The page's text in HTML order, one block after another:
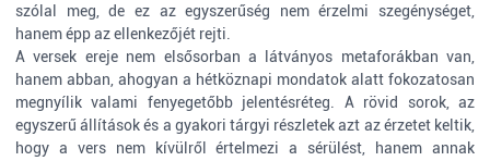
szólal meg, de ez az egyszerűség nem érzelmi szegénységet,
hanem épp az ellenkezőjét rejti.
A versek ereje nem elsősorban a látványos metaforákban van,
hanem abban, ahogyan a hétköznapi mondatok alatt fokozatosan
megnyílik valami fenyegetőbb jelentésréteg. A rövid sorok, az
egyszerű állítások és a gyakori tárgyi részletek azt az érzetet keltik,
hogy a vers nem kívülről értelmezi a sérülést, hanem annak